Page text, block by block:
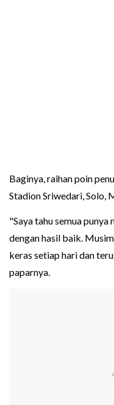
Baginya, raihan poin
Stadion Sriwedari, Solo,
"Saya tahu semua punya
dengan hasil baik.
keras setiap hari dan
paparnya.